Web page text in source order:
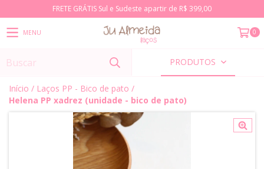
FRETE GRÁTIS Sul e Sudeste apartir de R$ 399,00
MENU 0
PRODUTOS
Início / Laços PP - Bico de pato /
Helena PP xadrez (unidade - bico de pato)